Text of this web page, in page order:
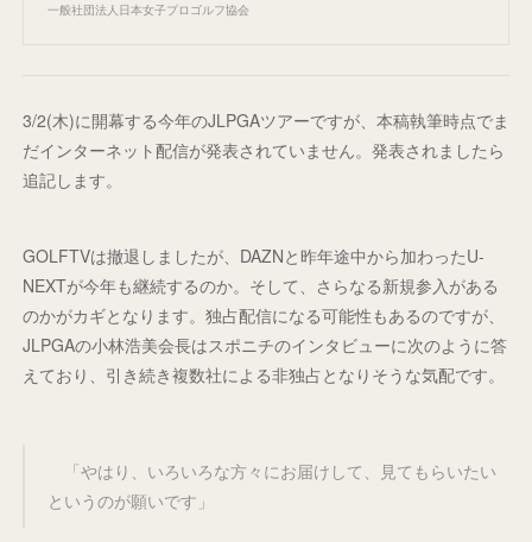
一般社団法人日本女子プロゴルフ協会
3/2(木)に開幕する今年のJLPGAツアーですが、本稿執筆時点でま
だインターネット配信が発表されていません。発表されましたら
追記します。
GOLFTVは撤退しましたが、DAZNと昨年途中から加わったU-
NEXTが今年も継続するのか。そして、さらなる新規参入がある
のかがカギとなります。独占配信になる可能性もあるのですが、
JLPGAの小林浩美会長はスポニチのインタビューに次のように答
えており、引き続き複数社による非独占となりそうな気配です。
「やはり、いろいろな方々にお届けして、見てもらいたい
というのが願いです」